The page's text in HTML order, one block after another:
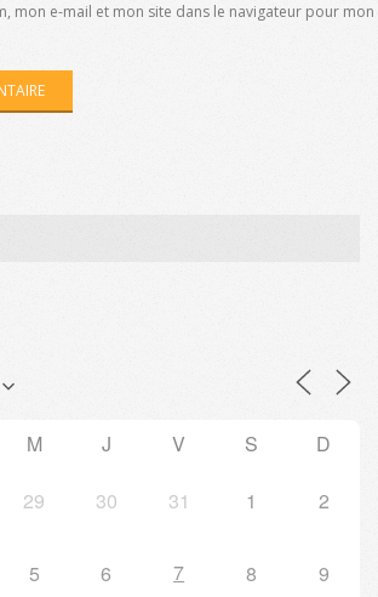
mon e-mail et mon site dans le navigateur pour mon
M J V S D
29 30 31 1 2
5 6 7 8 9